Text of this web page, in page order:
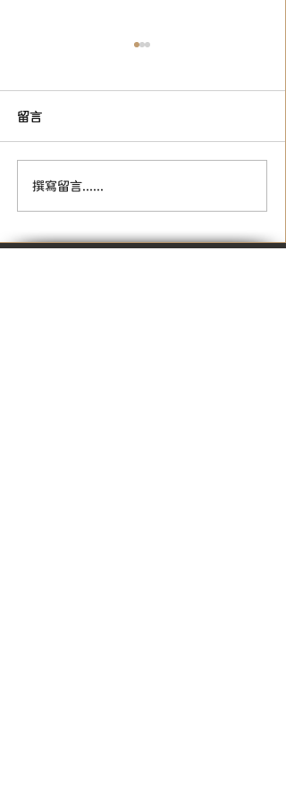
【2026年文藻兒童華語營
留言
撰寫留言......